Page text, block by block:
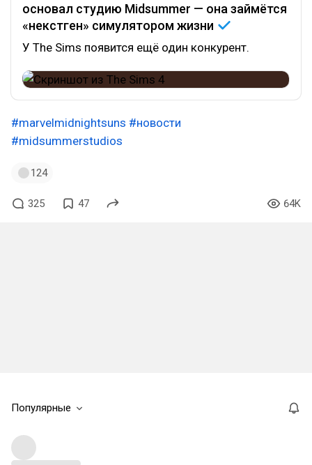
основал студию Midsummer — она займётся
«некстген» симулятором жизни
У The Sims появится ещё один конкурент.
#marvelmidnightsuns #новости
#midsummerstudios
124
325 47 64K
Популярные